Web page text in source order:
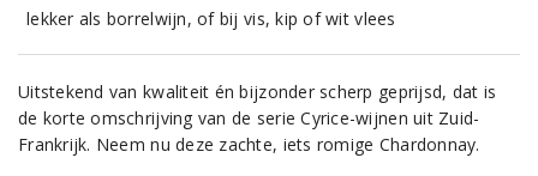
lekker als borrelwijn, of bij vis, kip of wit vlees
Uitstekend van kwaliteit én bijzonder scherp geprijsd, dat is
de korte omschrijving van de serie Cyrice-wijnen uit Zuid-
Frankrijk. Neem nu deze zachte, iets romige Chardonnay.